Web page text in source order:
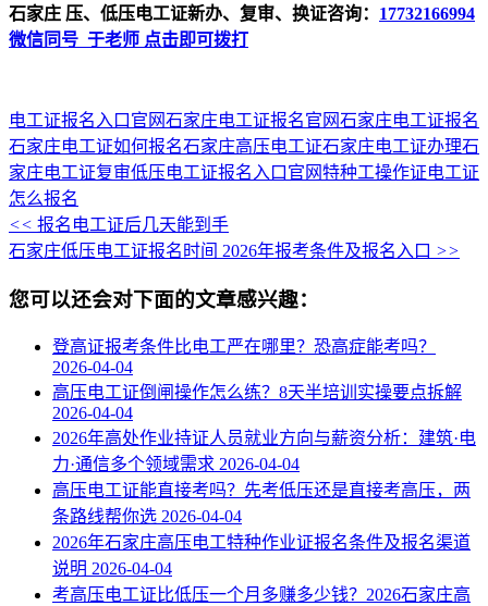
石家庄 压、低压电工证新办、复审、换证咨询： 17732166994
微信同号 于老师 点击即可拨打
电工证报名入口官网石家庄电工证报名官网石家庄电工证报名
石家庄电工证如何报名石家庄高压电工证石家庄电工证办理石
家庄电工证复审低压电工证报名入口官网特种工操作证电工证
怎么报名
<< 报名电工证后几天能到手
石家庄低压电工证报名时间 2026年报考条件及报名入口 >>
您可以还会对下面的文章感兴趣：
登高证报考条件比电工严在哪里？恐高症能考吗？
2026-04-04
高压电工证倒闸操作怎么练？8天半培训实操要点拆解
2026-04-04
2026年高处作业持证人员就业方向与薪资分析：建筑·电
力·通信多个领域需求 2026-04-04
高压电工证能直接考吗？先考低压还是直接考高压，两
条路线帮你选 2026-04-04
2026年石家庄高压电工特种作业证报名条件及报名渠道
说明 2026-04-04
考高压电工证比低压一个月多赚多少钱？2026石家庄高